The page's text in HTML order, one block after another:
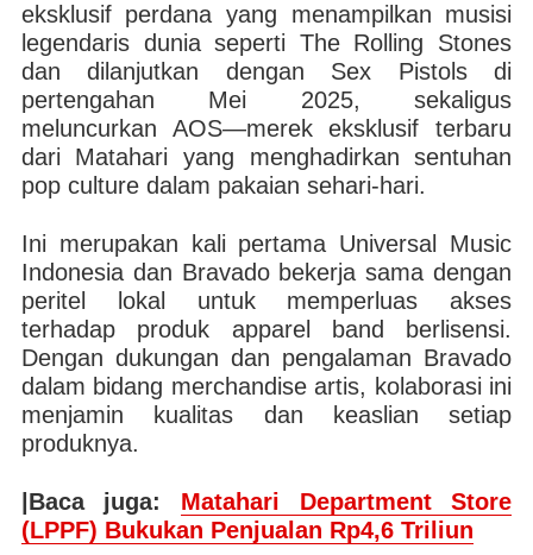
eksklusif perdana yang menampilkan musisi
legendaris dunia seperti The Rolling Stones
dan dilanjutkan dengan Sex Pistols di
pertengahan Mei 2025, sekaligus
meluncurkan AOS—merek eksklusif terbaru
dari Matahari yang menghadirkan sentuhan
pop culture dalam pakaian sehari-hari.
Ini merupakan kali pertama Universal Music
Indonesia dan Bravado bekerja sama dengan
peritel lokal untuk memperluas akses
terhadap produk apparel band berlisensi.
Dengan dukungan dan pengalaman Bravado
dalam bidang merchandise artis, kolaborasi ini
menjamin kualitas dan keaslian setiap
produknya.
|Baca juga: Matahari Department Store
(LPPF) Bukukan Penjualan Rp4,6 Triliun